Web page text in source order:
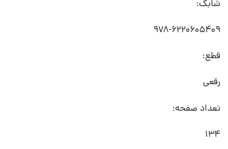
شابک:
978-6220605409
قطع:
رقعی
تعداد صفحه:
134